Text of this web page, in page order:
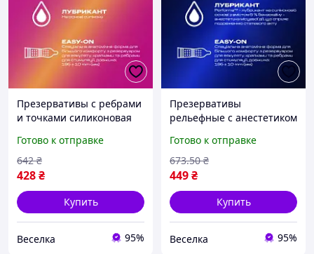
Презервативы с ребрами
и точками силиконовая
максимального
удовольствия пары 3 шт
FLAME
Готово к отправке
428₴
642 ₴
Купить
Веселка 95%
Презервативы
рельефные с анестетиком
близости и
максимального
удовольствия FLAME
Готово к отправке
449₴
673.50 ₴
Купить
Веселка 95%